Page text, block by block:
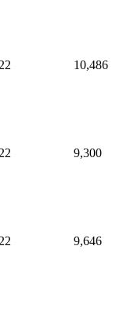
10,486
9,300
9,646